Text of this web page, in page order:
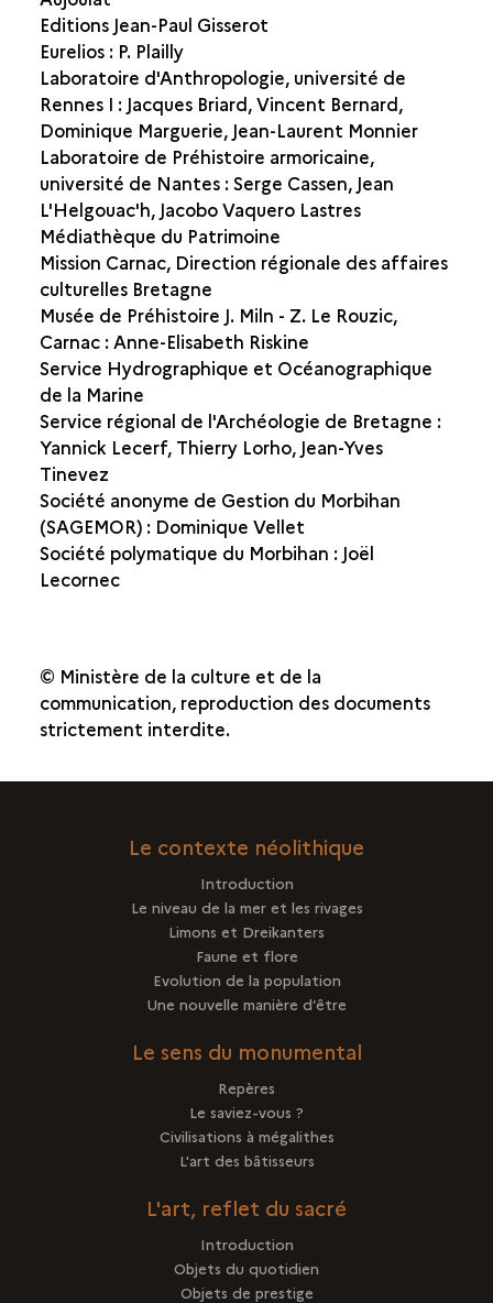
Editions Jean-Paul Gisserot
Eurelios : P. Plailly
Laboratoire d'Anthropologie, université de
Rennes I : Jacques Briard, Vincent Bernard,
Dominique Marguerie, Jean-Laurent Monnier
Laboratoire de Préhistoire armoricaine,
université de Nantes : Serge Cassen, Jean
L'Helgouac'h, Jacobo Vaquero Lastres
Médiathèque du Patrimoine
Mission Carnac, Direction régionale des affaires
culturelles Bretagne
Musée de Préhistoire J. Miln - Z. Le Rouzic,
Carnac : Anne-Elisabeth Riskine
Service Hydrographique et Océanographique
de la Marine
Service régional de l'Archéologie de Bretagne :
Yannick Lecerf, Thierry Lorho, Jean-Yves
Tinevez
Société anonyme de Gestion du Morbihan
(SAGEMOR) : Dominique Vellet
Société polymatique du Morbihan : Joël
Lecornec
© Ministère de la culture et de la
communication, reproduction des documents
strictement interdite.
Le contexte néolithique
Introduction
Le niveau de la mer et les rivages
Limons et Dreikanters
Faune et flore
Evolution de la population
Une nouvelle manière d’être
Le sens du monumental
Repères
Le saviez-vous ?
Civilisations à mégalithes
L'art des bâtisseurs
L'art, reflet du sacré
Introduction
Objets du quotidien
Objets de prestige